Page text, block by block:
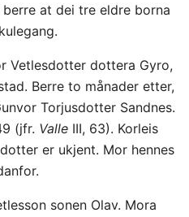
at dei tre eldre borna
Vetlesdotter dottera Gyro,
Berre to månader etter,
Torjusdotter Sandnes.
(jfr. Valle III, 63). Korleis
er ukjent. Mor hennes
sonen Olav. Mora